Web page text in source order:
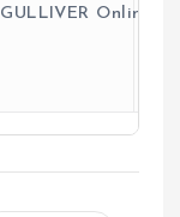
GULLIVER Online